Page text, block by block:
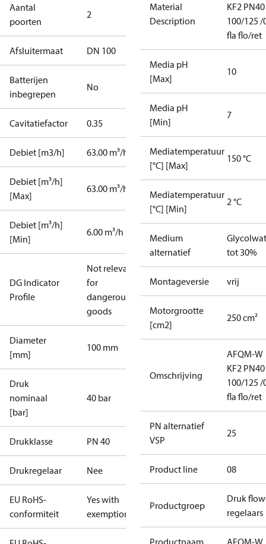
Aantal
poorten
2
Afsluitermaat DN 100
Batterijen
inbegrepen
No
Cavitatiefactor 0.35
Debiet [m3/h] 63.00 m³/h
Debiet [m³/h]
[Max]
63.00 m³/h
Debiet [m³/h]
[Min]
6.00 m³/h
DG Indicator
Profile
Not relevant
for
dangerous
goods
Diameter
[mm]
100 mm
Druk
nominaal
[bar]
40 bar
Drukklasse PN 40
Drukregelaar Nee
EU RoHS-
conformiteit
Yes with
exemptions
Material
Description
KF2 PN40
100/125 /
fla flo/ret
Media pH
[Max]
10
Media pH
[Min]
7
Mediatemperatuur
[°C] [Max]
150 °C
Mediatemperatuur
[°C] [Min]
2 °C
Medium
alternatief
tot 30%
Montageversie vrij
Motorgrootte
[cm2]
250 cm²
Omschrijving
AFQM-W
KF2 PN40
100/125 /
fla flo/ret
PN alternatief
VSP
25
Product line 08
Productgroep
Druk
regelaars
Productnaam AFQM-W